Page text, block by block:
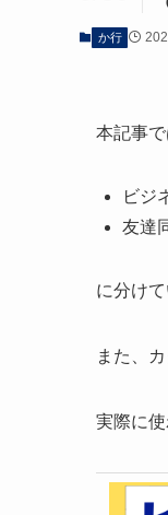
か行
本記事
ビジ
友達
に分け
また、
実際に